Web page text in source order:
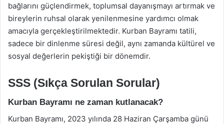
bağlarını güçlendirmek, toplumsal dayanışmayı artırmak ve
bireylerin ruhsal olarak yenilenmesine yardımcı olmak
amacıyla gerçekleştirilmektedir. Kurban Bayramı tatili,
sadece bir dinlenme süresi değil, aynı zamanda kültürel ve
sosyal değerlerin pekiştiği bir dönemdir.
SSS (Sıkça Sorulan Sorular)
Kurban Bayramı ne zaman kutlanacak?
Kurban Bayramı, 2023 yılında 28 Haziran Çarşamba günü